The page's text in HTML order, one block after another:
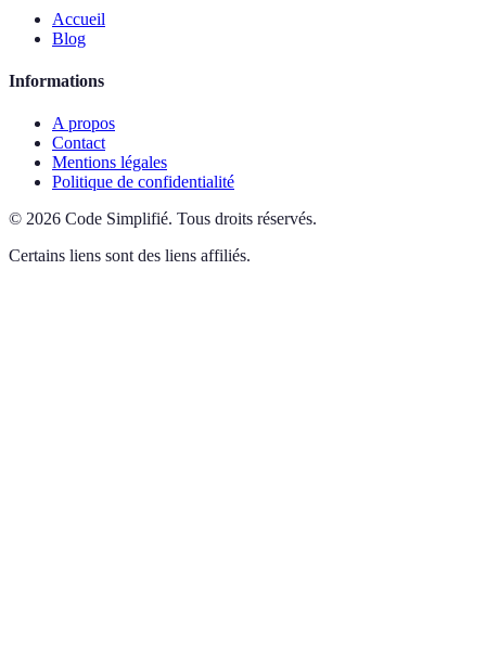
Accueil
Blog
Informations
A propos
Contact
Mentions légales
Politique de confidentialité
© 2026 Code Simplifié. Tous droits réservés.
Certains liens sont des liens affiliés.